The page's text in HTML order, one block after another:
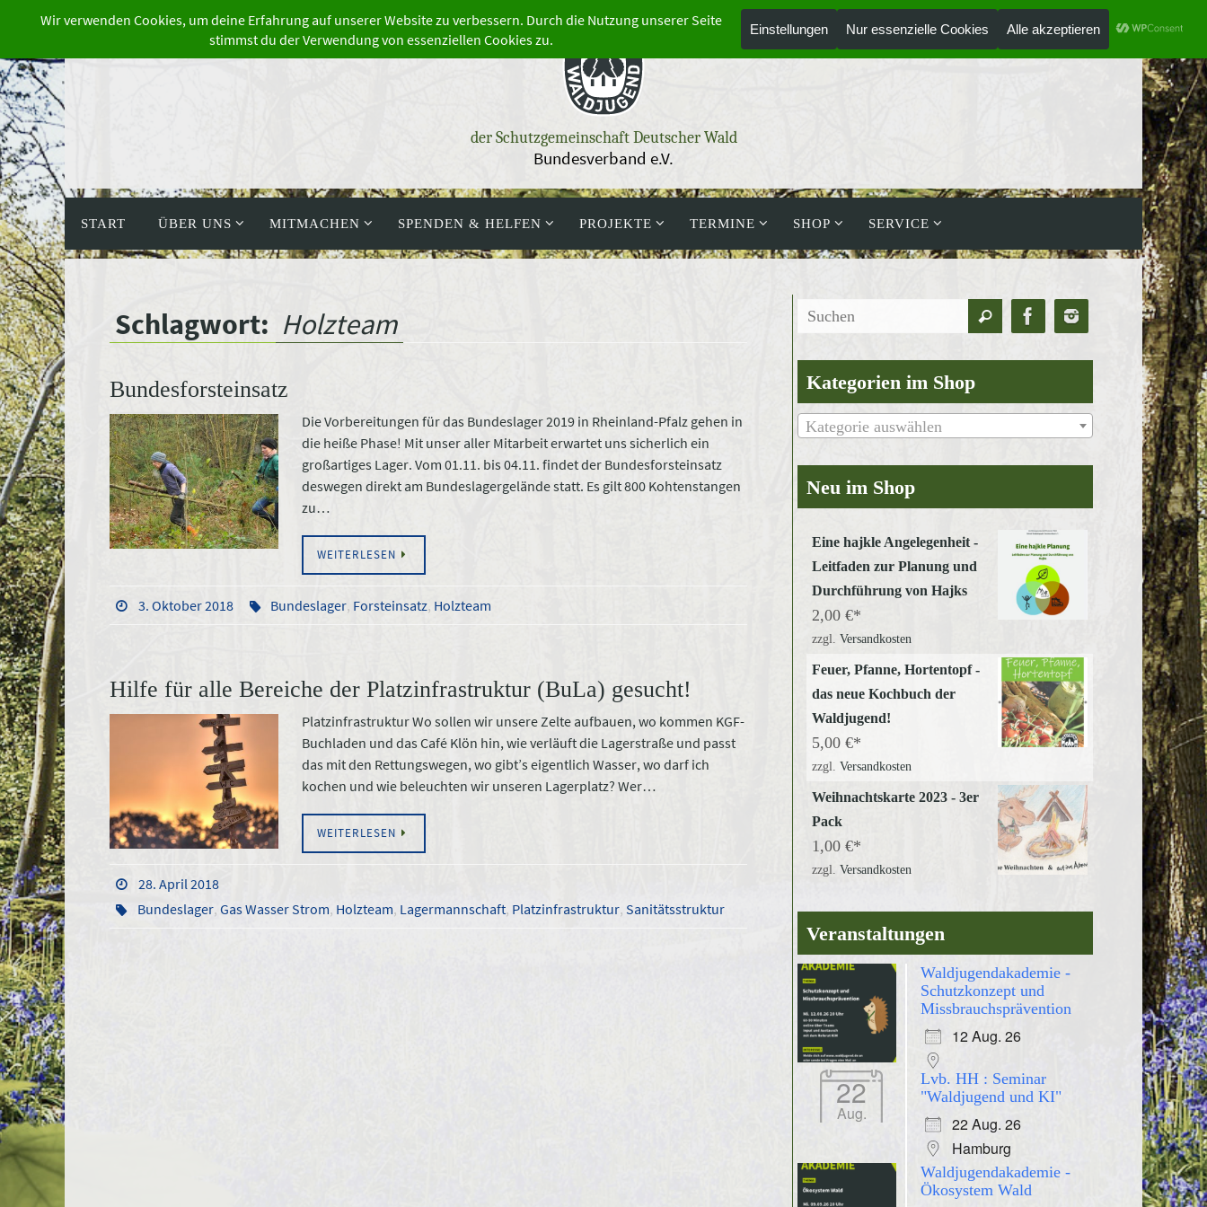
der Schutzgemeinschaft Deutscher Wald
Bundesverband e.V.
Zum
Inhalt
springen
START ÜBER UNS MITMACHEN SPENDEN & HELFEN PROJEKTE TERMINE SHOP SERVICE
Schlagwort: Holzteam
Bundesforsteinsatz
Die Vorbereitungen für das Bundeslager 2019 in Rheinland-Pfalz gehen in
die heiße Phase! Mit unser aller Mitarbeit erwartet uns sicherlich ein
großartiges Lager. Vom 01.11. bis 04.11. findet der Bundesforsteinsatz
deswegen direkt am Bundeslagergelände statt. Es gilt 800 Kohtenstangen
zu…
WEITERLESEN
3. Oktober 2018 Bundeslager, Forsteinsatz, Holzteam
Hilfe für alle Bereiche der Platzinfrastruktur (BuLa) gesucht!
Platzinfrastruktur Wo sollen wir unsere Zelte aufbauen, wo kommen KGF-
Buchladen und das Café Klön hin, wie verläuft die Lagerstraße und passt
das mit den Rettungswegen, wo gibt’s eigentlich Wasser, wo darf ich
kochen und wie beleuchten wir unseren Lagerplatz? Wer…
WEITERLESEN
28. April 2018
Bundeslager, Gas Wasser Strom, Holzteam, Lagermannschaft, Platzinfrastruktur, Sanitätsstruktur
Suchen
nach:
Suchen
Kategorien im Shop
Kategorie auswählen
Neu im Shop
Eine hajkle Angelegenheit -
Leitfaden zur Planung und
Durchführung von Hajks
2,00 €
zzgl. Versandkosten
Feuer, Pfanne, Hortentopf -
das neue Kochbuch der
Waldjugend!
5,00 €
zzgl. Versandkosten
Weihnachtskarte 2023 - 3er
Pack
1,00 €
zzgl. Versandkosten
Veranstaltungen
Waldjugendakademie -
Schutzkonzept und
Missbrauchsprävention
12 Aug. 26
22
Aug.
Lvb. HH : Seminar
"Waldjugend und KI"
22 Aug. 26
Hamburg
Waldjugendakademie -
Ökosystem Wald